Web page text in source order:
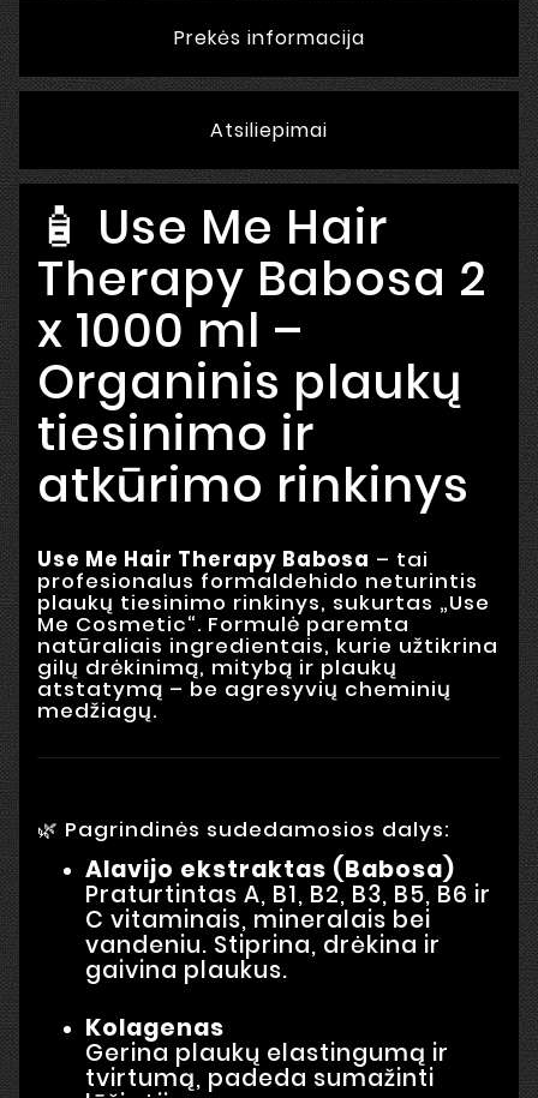
Prekės informacija
Atsiliepimai
🧴 Use Me Hair
Therapy Babosa 2
x 1000 ml –
Organinis plaukų
tiesinimo ir
atkūrimo rinkinys
Use Me Hair Therapy Babosa – tai
profesionalus formaldehido neturintis
plaukų tiesinimo rinkinys, sukurtas „Use
Me Cosmetic“. Formulė paremta
natūraliais ingredientais, kurie užtikrina
gilų drėkinimą, mitybą ir plaukų
atstatymą – be agresyvių cheminių
medžiagų.
🌿 Pagrindinės sudedamosios dalys:
Alavijo ekstraktas (Babosa)
Praturtintas A, B1, B2, B3, B5, B6 ir
C vitaminais, mineralais bei
vandeniu. Stiprina, drėkina ir
gaivina plaukus.
Kolagenas
Gerina plaukų elastingumą ir
tvirtumą, padeda sumažinti